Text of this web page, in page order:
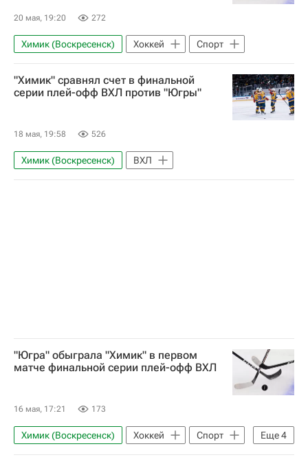
20 мая, 19:20 272
Химик (Воскресенск) Хоккей Спорт
"Химик" сравнял счет в финальной
серии плей-офф ВХЛ против "Югры"
18 мая, 19:58 526
Химик (Воскресенск) ВХЛ
"Югра" обыграла "Химик" в первом
матче финальной серии плей-офф ВХЛ
16 мая, 17:21 173
Еще4
Химик (Воскресенск) Хоккей
Спорт
Ханты-Мансийск
Воскресенск